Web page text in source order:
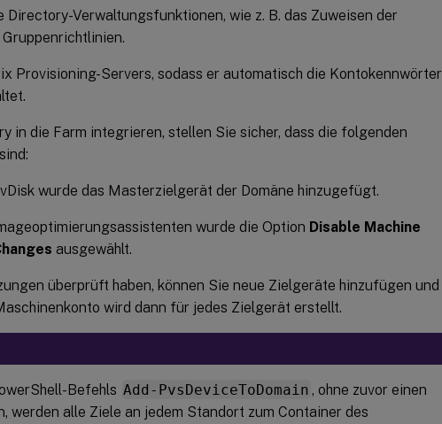
Directory-Verwaltungsfunktionen, wie z. B. das Zuweisen der
Provisioning-Servers, sodass er automatisch die Kontokennwörter
in die Farm integrieren, stellen Sie sicher, dass die folgenden
wurde das Masterzielgerät der Domäne hinzugefügt.
wurde die Option Disable Machine
ausgewählt.
überprüft haben, können Sie neue Zielgeräte hinzufügen und
wird dann für jedes Zielgerät erstellt.
Befehls Add-PvsDeviceToDomain , ohne zuvor einen
werden alle Ziele an jedem Standort zum Container des